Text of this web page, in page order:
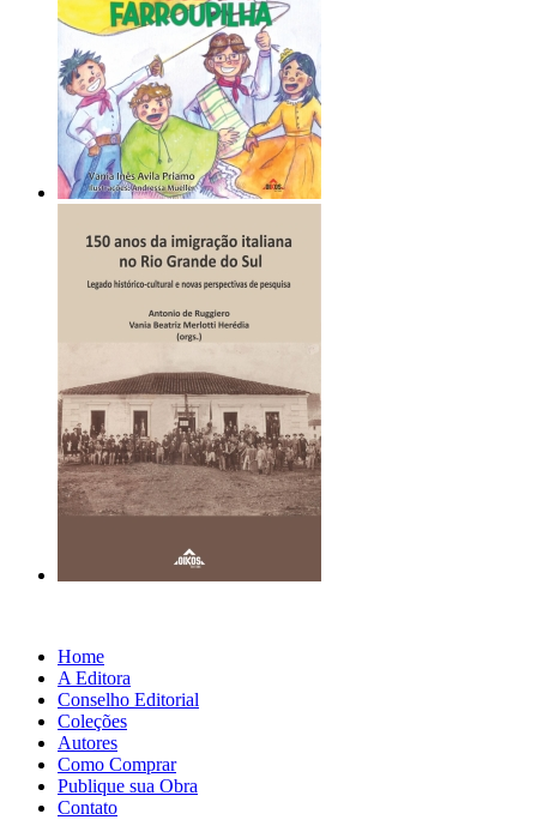
Home
A Editora
Conselho Editorial
Coleções
Autores
Como Comprar
Publique sua Obra
Contato